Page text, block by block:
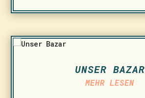
UNSER BAZAR
MEHR LESEN